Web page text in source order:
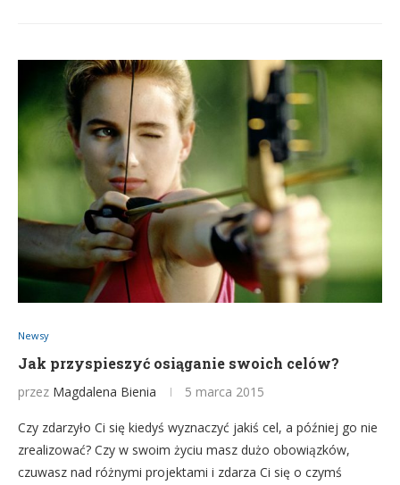
Newsy
Jak przyspieszyć osiąganie swoich celów?
przez Magdalena Bienia 5 marca 2015
Czy zdarzyło Ci się kiedyś wyznaczyć jakiś cel, a później go nie
zrealizować? Czy w swoim życiu masz dużo obowiązków,
czuwasz nad różnymi projektami i zdarza Ci się o czymś